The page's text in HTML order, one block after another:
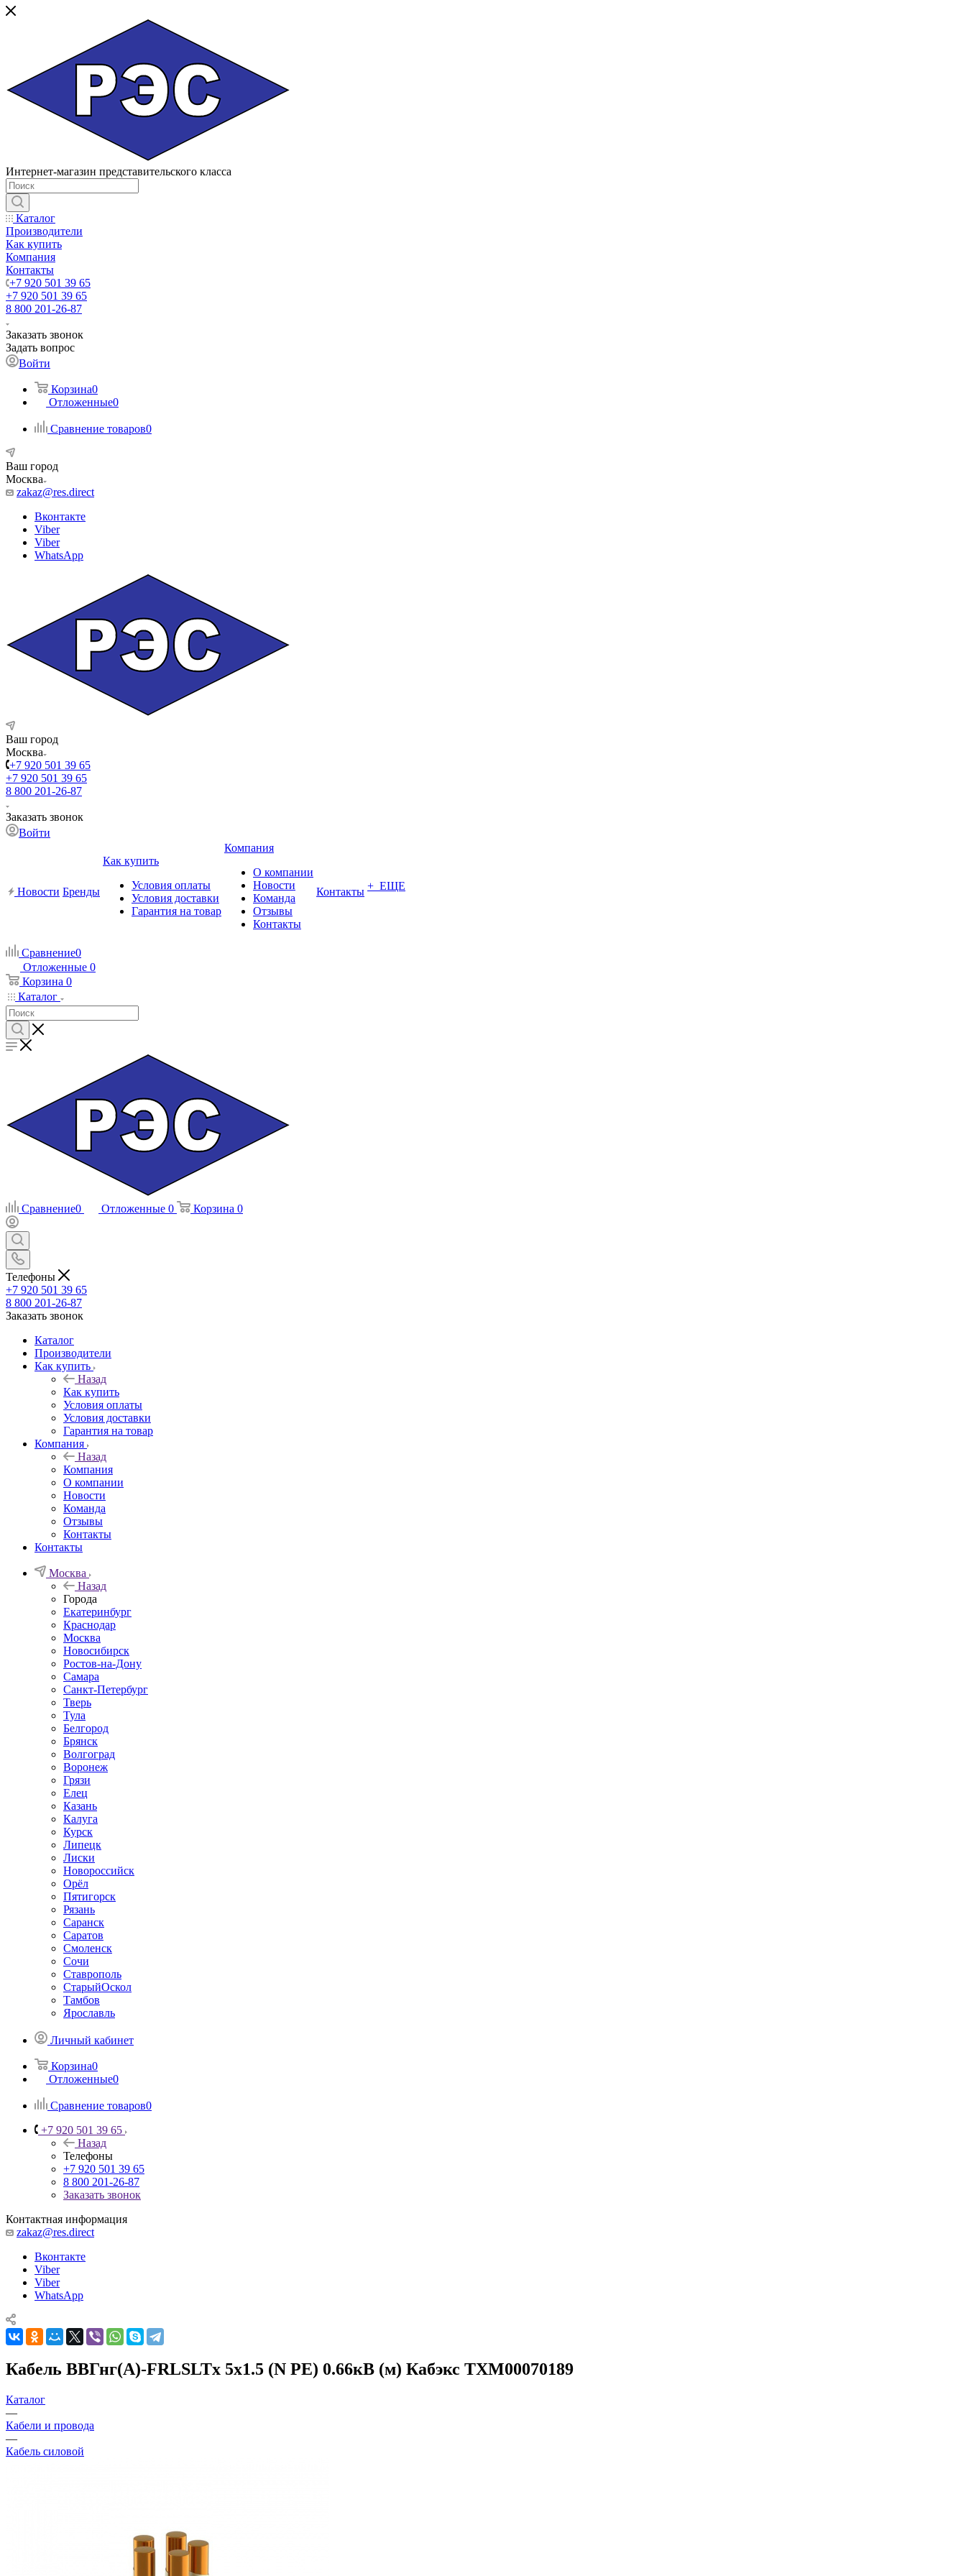
Интернет-магазин представительского класса
Каталог
Производители
Как купить
Компания
Контакты
+7 920 501 39 65
+7 920 501 39 65
8 800 201-26-87
Заказать звонок
Задать вопрос
Войти
Корзина0
Отложенные0
Сравнение товаров0
Ваш город
Москва
zakaz@res.direct
Вконтакте
Viber
Viber
WhatsApp
Ваш город
Москва
+7 920 501 39 65
+7 920 501 39 65
8 800 201-26-87
Заказать звонок
Войти
Новости Бренды
Как купить
Условия оплаты
Условия доставки
Гарантия на товар
Компания
О компании
Новости
Команда
Отзывы
Контакты
Контакты + ЕЩЕ
Сравнение0
Отложенные 0
Корзина 0
Каталог
Сравнение0 Отложенные 0 Корзина 0
Телефоны
+7 920 501 39 65
8 800 201-26-87
Заказать звонок
Каталог
Производители
Как купить
Назад
Как купить
Условия оплаты
Условия доставки
Гарантия на товар
Компания
Назад
Компания
О компании
Новости
Команда
Отзывы
Контакты
Контакты
Москва
Назад
Города
Екатеринбург
Краснодар
Москва
Новосибирск
Ростов-на-Дону
Самара
Санкт-Петербург
Тверь
Тула
Белгород
Брянск
Волгоград
Воронеж
Грязи
Елец
Казань
Калуга
Курск
Липецк
Лиски
Новороссийск
Орёл
Пятигорск
Рязань
Саранск
Саратов
Смоленск
Сочи
Ставрополь
СтарыйОскол
Тамбов
Ярославль
Личный кабинет
Корзина0
Отложенные0
Сравнение товаров0
+7 920 501 39 65
Назад
Телефоны
+7 920 501 39 65
8 800 201-26-87
Заказать звонок
Контактная информация
zakaz@res.direct
Вконтакте
Viber
Viber
WhatsApp
Кабель ВВГнг(А)-FRLSLTx 5х1.5 (N PE) 0.66кВ (м) Кабэкс ТХМ00070189
Каталог
—
Кабели и провода
—
Кабель силовой